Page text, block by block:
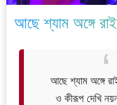
আছে শ্যাম অঙ্গে
আছে শ্যাম অঙ্গে
ও কীরূপ দেখি